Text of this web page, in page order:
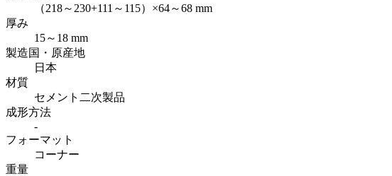
（218～230+111～115）×64～68 mm
厚み
15～18 mm
製造国・原産地
日本
材質
セメント二次製品
成形方法
-
フォーマット
コーナー
重量